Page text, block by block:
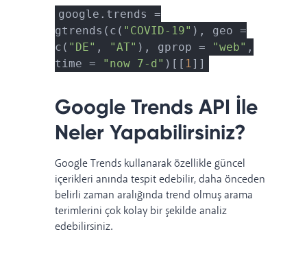
google.trends =
gtrends(c( "COVID-19" ), geo =
c( "DE" , "AT" ), gprop = "web" ,
time =
"now 7-d" )[[ 1 ]]
Google Trends API İle
Neler Yapabilirsiniz?
Google Trends kullanarak özellikle güncel
içerikleri anında tespit edebilir, daha önceden
belirli zaman aralığında trend olmuş arama
terimlerini çok kolay bir şekilde analiz
edebilirsiniz.